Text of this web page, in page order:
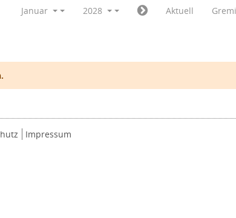
Januar 2028 Aktuell
Impressum